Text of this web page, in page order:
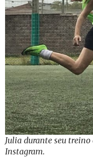
Julia durante seu treino
Instagram.